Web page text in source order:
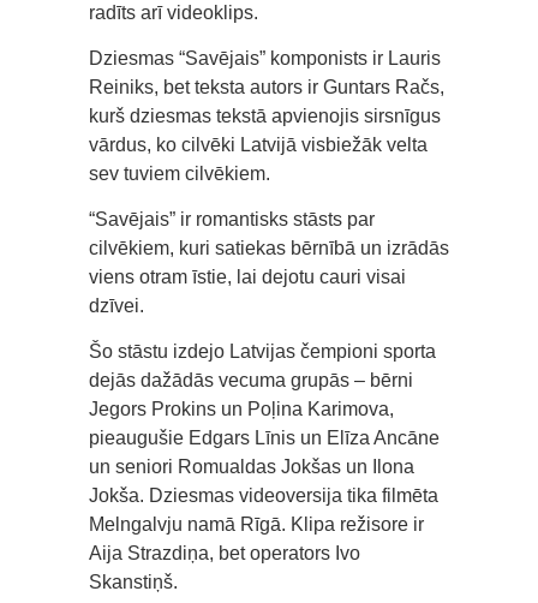
radīts arī videoklips.
Dziesmas “Savējais” komponists ir Lauris
Reiniks, bet teksta autors ir Guntars Račs,
kurš dziesmas tekstā apvienojis sirsnīgus
vārdus, ko cilvēki Latvijā visbiežāk velta
sev tuviem cilvēkiem.
“Savējais” ir romantisks stāsts par
cilvēkiem, kuri satiekas bērnībā un izrādās
viens otram īstie, lai dejotu cauri visai
dzīvei.
Šo stāstu izdejo Latvijas čempioni sporta
dejās dažādās vecuma grupās – bērni
Jegors Prokins un Poļina Karimova,
pieaugušie Edgars Līnis un Elīza Ancāne
un seniori Romualdas Jokšas un Ilona
Jokša. Dziesmas videoversija tika filmēta
Melngalvju namā Rīgā. Klipa režisore ir
Aija Strazdiņa, bet operators Ivo
Skanstiņš.